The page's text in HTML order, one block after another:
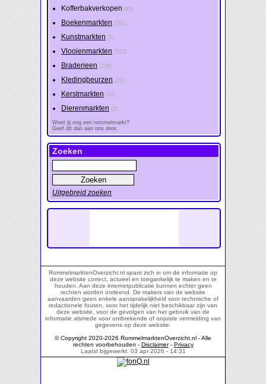
Kofferbakverkopen (95)
Boekenmarkten (201)
Kunstmarkten (7)
Vlooienmarkten (723)
Braderieen (128)
Kledingbeurzen (22)
Kerstmarkten (14)
Dierenmarkten (2)
Weet jij nog een rommelmarkt?
Geef dit dan aan ons door.
Zoeken
Uitgebreid zoeken
RommelmarktenOverzicht.nl spant zich in om de informatie op
deze website correct, actueel en toegankelijk te maken en te
houden. Aan deze internetpublicatie kunnen echter geen
rechten worden ontleend. De makers van de website
aanvaarden geen enkele aansprakelijkheid voor technische of
redactionele fouten, voor het tijdelijk niet beschikbaar zijn van
deze website, voor de gevolgen van het gebruik van de
informatie alsmede voor ontbrekende of onjuiste vermelding van
gegevens op deze website.
© Copyright 2020-2026 RommelmarktenOverzicht.nl - Alle
rechten voorbehouden - Disclaimer- Privacy
Laatst bijgewerkt: 03 apr 2026 - 14:31